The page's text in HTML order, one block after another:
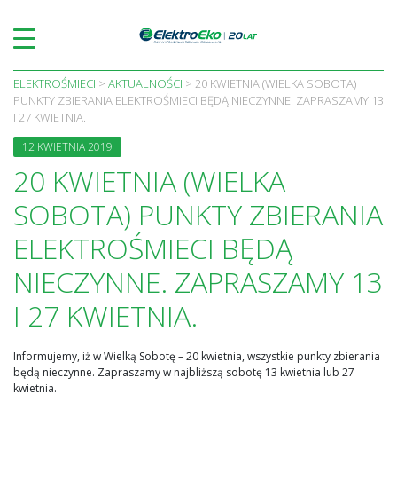
content
ELEKTROŚMIECI > AKTUALNOŚCI > 20 KWIETNIA (WIELKA SOBOTA)
PUNKTY ZBIERANIA ELEKTROŚMIECI BĘDĄ NIECZYNNE. ZAPRASZAMY 13
I 27 KWIETNIA.
12 KWIETNIA 2019
20 KWIETNIA (WIELKA
SOBOTA) PUNKTY ZBIERANIA
ELEKTROŚMIECI BĘDĄ
NIECZYNNE. ZAPRASZAMY 13
I 27 KWIETNIA.
Informujemy, iż w Wielką Sobotę – 20 kwietnia, wszystkie punkty zbierania
będą nieczynne. Zapraszamy w najbliższą sobotę 13 kwietnia lub 27
kwietnia.